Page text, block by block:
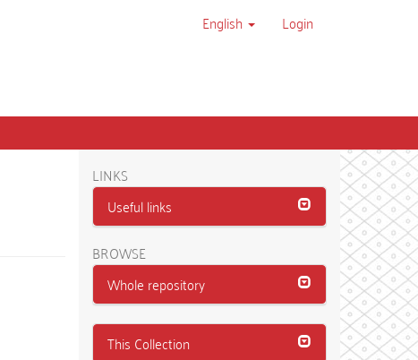
English Login
LINKS
Useful links
BROWSE
Whole repository
This Collection